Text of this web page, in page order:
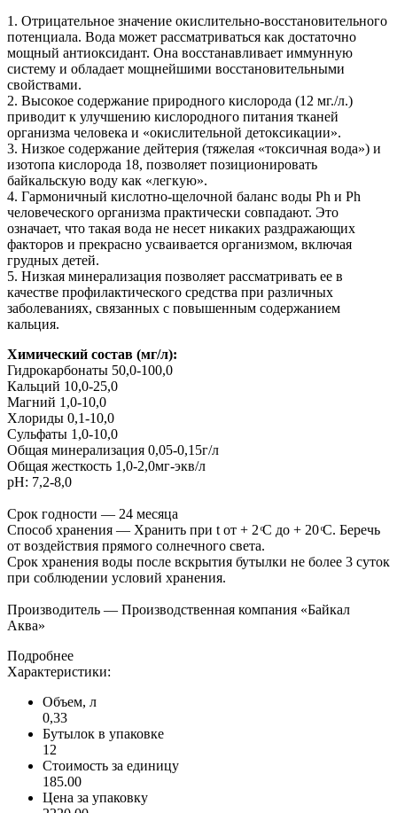
1. Отрицательное значение окислительно-восстановительного
потенциала. Вода может рассматриваться как достаточно
мощный антиоксидант. Она восстанавливает иммунную
систему и обладает мощнейшими восстановительными
свойствами.
2. Высокое содержание природного кислорода (12 мг./л.)
приводит к улучшению кислородного питания тканей
организма человека и «окислительной детоксикации».
3. Низкое содержание дейтерия (тяжелая «токсичная вода») и
изотопа кислорода 18, позволяет позиционировать
байкальскую воду как «легкую».
4. Гармоничный кислотно-щелочной баланс воды Ph и Ph
человеческого организма практически совпадают. Это
означает, что такая вода не несет никаких раздражающих
факторов и прекрасно усваивается организмом, включая
грудных детей.
5. Низкая минерализация позволяет рассматривать ее в
качестве профилактического средства при различных
заболеваниях, связанных с повышенным содержанием
кальция.
Химический состав (мг/л):
Гидрокарбонаты 50,0-100,0
Кальций 10,0-25,0
Магний 1,0-10,0
Хлориды 0,1-10,0
Сульфаты 1,0-10,0
Общая минерализация 0,05-0,15г/л
Общая жесткость 1,0-2,0мг-экв/л
pH: 7,2-8,0
Срок годности — 24 месяца
Способ хранения — Хранить при t от + 2 ͦС до + 20 ͦС. Беречь
от воздействия прямого солнечного света.
Срок хранения воды после вскрытия бутылки не более 3 суток
при соблюдении условий хранения.
Производитель — Производственная компания «Байкал
Аква»
Подробнее
Характеристики:
Объем, л
0,33
Бутылок в упаковке
12
Стоимость за единицу
185.00
Цена за упаковку